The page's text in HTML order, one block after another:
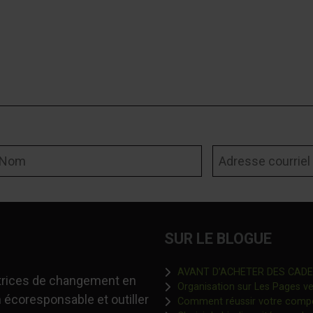
de changement en
et outiller
SUR LE BLOGUE
AVANT D’ACHETER DES
Organisation sur Les Pages
Comment réussir votre